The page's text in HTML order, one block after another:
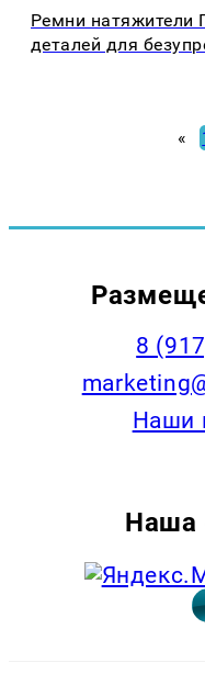
Ремни натяжители
деталей для
«
8
Наши
Наша